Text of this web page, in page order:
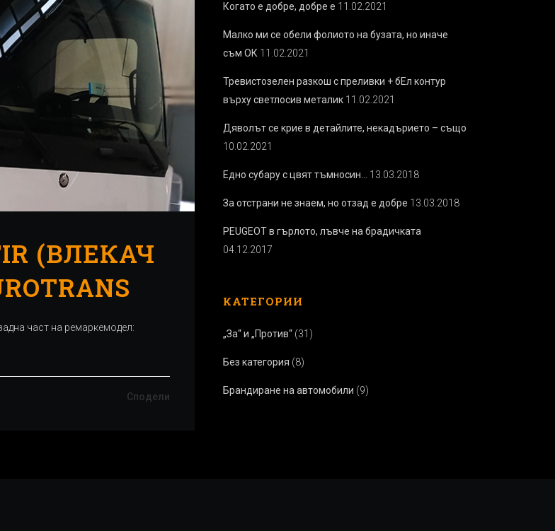
(ВЛЕКАЧ
част на ремаркемодел:
Сподели
Когато е добре, добре е 11.02.2021
Малко ми се обели фолиото на бузата, но иначе
съм ОК 11.02.2021
Тревистозелен разкош с преливки + бEл контур
върху светлосив металик 11.02.2021
Дяволът се крие в детайлите, некадърието – също
10.02.2021
Едно субару с цвят тъмносин… 13.03.2018
За отстрани не знаем, но отзад е добре 13.03.2018
PEUGEOT в гърлото, лъвче на брадичката
04.12.2017
КАТЕГОРИИ
„За“ и „Против“ (31)
Без категория (8)
Брандиране на автомобили (9)